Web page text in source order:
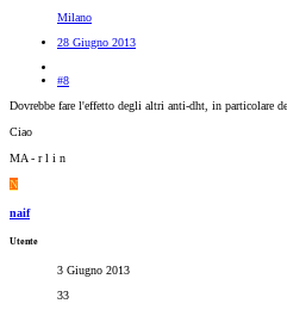
Milano
28 Giugno 2013
#8
Dovrebbe fare l'effetto degli altri anti-dht, in particolare
Ciao
MA - r l i n
N
naif
Utente
3 Giugno 2013
33